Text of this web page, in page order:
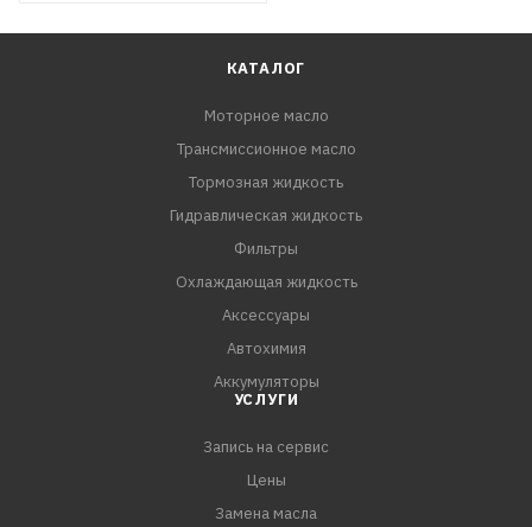
КАТАЛОГ
Моторное масло
Трансмиссионное масло
Тормозная жидкость
Гидравлическая жидкость
Фильтры
Охлаждающая жидкость
Аксессуары
Автохимия
Аккумуляторы
УСЛУГИ
Запись на сервис
Цены
Замена масла